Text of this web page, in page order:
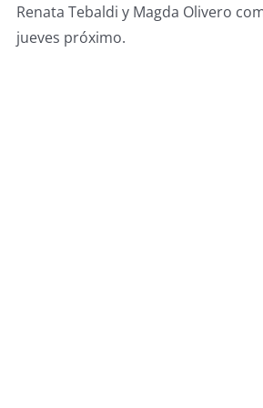
Renata Tebaldi y Magda Olivero
jueves próximo.